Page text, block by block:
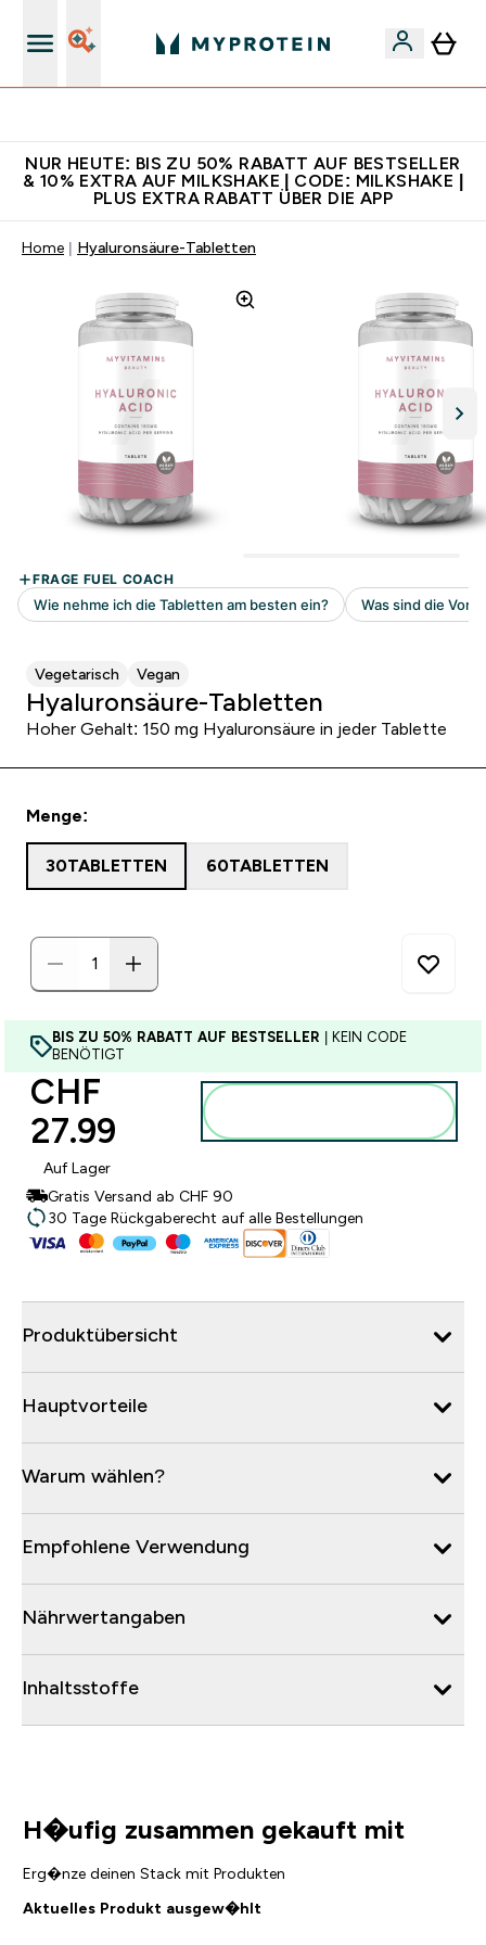
NUR HEUTE: BIS ZU 50% RABATT AUF BESTSELLER
& 10% EXTRA AUF MILKSHAKE | CODE: MILKSHAKE |
PLUS EXTRA RABATT ÜBER DIE APP
Home Hyaluronsäure-Tabletten
Vegetarisch Vegan
Hyaluronsäure-Tabletten
Hoher Gehalt: 150 mg Hyaluronsäure in jeder Tablette
Menge:
30TABLETTEN 60TABLETTEN
BIS ZU 50% RABATT AUF BESTSELLER | KEIN CODE
BENÖTIGT
CHF
27.99‎
Auf Lager
Gratis Versand ab CHF 90
30 Tage Rückgaberecht auf alle Bestellungen
Produktübersicht
Hauptvorteile
Warum wählen?
Empfohlene Verwendung
Nährwertangaben
Inhaltsstoffe
H�ufig zusammen gekauft mit
Erg�nze deinen Stack mit Produkten
Aktuelles Produkt ausgew�hlt